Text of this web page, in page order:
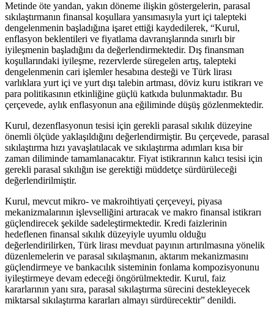
Metinde öte yandan, yakın döneme ilişkin göstergelerin, parasal
sıkılaştırmanın finansal koşullara yansımasıyla yurt içi talepteki
dengelenmenin başladığına işaret ettiği kaydedilerek, “Kurul,
enflasyon beklentileri ve fiyatlama davranışlarında sınırlı bir
iyileşmenin başladığını da değerlendirmektedir. Dış finansman
koşullarındaki iyileşme, rezervlerde süregelen artış, talepteki
dengelenmenin cari işlemler hesabına desteği ve Türk lirası
varlıklara yurt içi ve yurt dışı talebin artması, döviz kuru istikrarı ve
para politikasının etkinliğine güçlü katkıda bulunmaktadır. Bu
çerçevede, aylık enflasyonun ana eğiliminde düşüş gözlenmektedir.
Kurul, dezenflasyonun tesisi için gerekli parasal sıkılık düzeyine
önemli ölçüde yaklaşıldığını değerlendirmiştir. Bu çerçevede, parasal
sıkılaştırma hızı yavaşlatılacak ve sıkılaştırma adımları kısa bir
zaman diliminde tamamlanacaktır. Fiyat istikrarının kalıcı tesisi için
gerekli parasal sıkılığın ise gerektiği müddetçe sürdürüleceği
değerlendirilmiştir.
Kurul, mevcut mikro- ve makroihtiyati çerçeveyi, piyasa
mekanizmalarının işlevselliğini artıracak ve makro finansal istikrarı
güçlendirecek şekilde sadeleştirmektedir. Kredi faizlerinin
hedeflenen finansal sıkılık düzeyiyle uyumlu olduğu
değerlendirilirken, Türk lirası mevduat payının artırılmasına yönelik
düzenlemelerin ve parasal sıkılaşmanın, aktarım mekanizmasını
güçlendirmeye ve bankacılık sisteminin fonlama kompozisyonunu
iyileştirmeye devam edeceği öngörülmektedir. Kurul, faiz
kararlarının yanı sıra, parasal sıkılaştırma sürecini destekleyecek
miktarsal sıkılaştırma kararları almayı sürdürecektir” denildi.